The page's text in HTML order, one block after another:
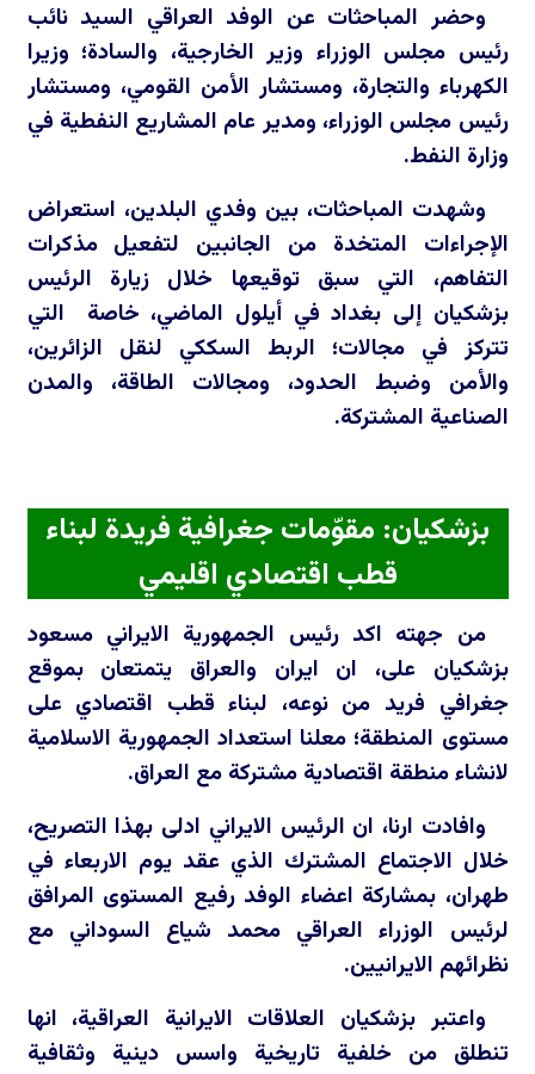
وحضر المباحثات عن الوفد العراقي السيد نائب
رئيس مجلس الوزراء وزير الخارجية، والسادة؛ وزيرا
الكهرباء والتجارة، ومستشار الأمن القومي، ومستشار
رئيس مجلس الوزراء، ومدير عام المشاريع النفطية في
وزارة النفط.
وشهدت المباحثات، بين وفدي البلدين، استعراض
الإجراءات المتخدة من الجانبين لتفعيل مذكرات
التفاهم، التي سبق توقيعها خلال زيارة الرئيس
بزشكيان إلى بغداد في أيلول الماضي، خاصة التي
تتركز في مجالات؛ الربط السككي لنقل الزائرين،
والأمن وضبط الحدود، ومجالات الطاقة، والمدن
الصناعية المشتركة.
بزشكيان: مقوّمات جغرافية فريدة لبناء
قطب اقتصادي اقليمي
من جهته اكد رئيس الجمهورية الايراني مسعود
بزشكيان على، ان ايران والعراق يتمتعان بموقع
جغرافي فريد من نوعه، لبناء قطب اقتصادي على
مستوى المنطقة؛ معلنا استعداد الجمهورية الاسلامية
لانشاء منطقة اقتصادية مشتركة مع العراق.
وافادت ارنا، ان الرئيس الايراني ادلى بهذا التصريح،
خلال الاجتماع المشترك الذي عقد يوم الاربعاء في
طهران، بمشاركة اعضاء الوفد رفيع المستوى المرافق
لرئيس الوزراء العراقي محمد شياع السوداني مع
نظرائهم الايرانيين.
واعتبر بزشكيان العلاقات الايرانية العراقية، انها
تنطلق من خلفية تاريخية واسس دينية وثقافية